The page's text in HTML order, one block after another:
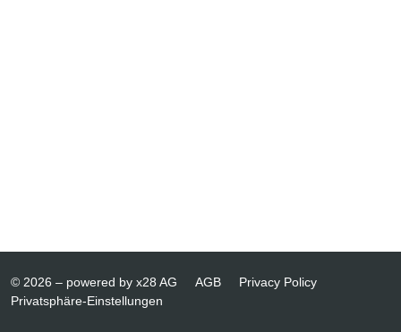
© 2026 – powered by x28 AG AGB
Privacy Policy
Privatsphäre-Einstellungen